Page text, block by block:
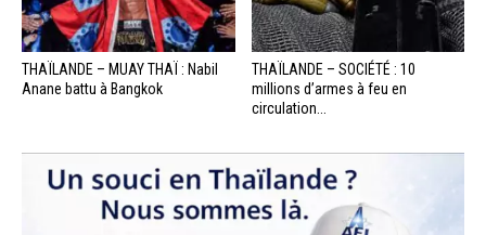
THAÏLANDE – MUAY THAÏ : Nabil
Anane battu à Bangkok
THAÏLANDE – SOCIÉTÉ : 10
millions d’armes à feu en
circulation...